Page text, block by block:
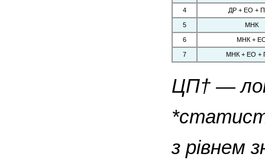
4 ДР + ЕО +
5 МНК
6 МНК +
7 МНК + ЕО +
ЦП† —
з рівнем